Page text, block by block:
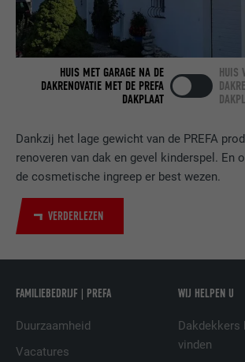
Dankzij het lage gewicht van de PREFA
renoveren van dak en gevel kinderspel. En
de cosmetische ingreep er best wezen.
VERDERLEZEN
HUIS MET GARAGE NA DE
DAKRENOVATIE MET DE PREFA
DAKPLAAT
HUIS
FAMILIEBEDRIJF | PREFA
Duurzaamheid
Vacatures
WIJ HELPEN U
Dakdekkers
vinden
DOEL
Gebruikt door de
LinkedIn voor het volgen
van ingebedde diensten.
AANBIEDER LinkedIn
van ingebedde diensten.
AANBIEDER